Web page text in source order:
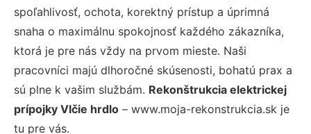
spoľahlivosť, ochota, korektný prístup a úprimná
snaha o maximálnu spokojnosť každého zákazníka,
ktorá je pre nás vždy na prvom mieste. Naši
pracovníci majú dlhoročné skúsenosti, bohatú prax a
sú plne k vašim službám. Rekonštrukcia elektrickej
prípojky Vlčie hrdlo – www.moja-rekonstrukcia.sk je
tu pre vás.